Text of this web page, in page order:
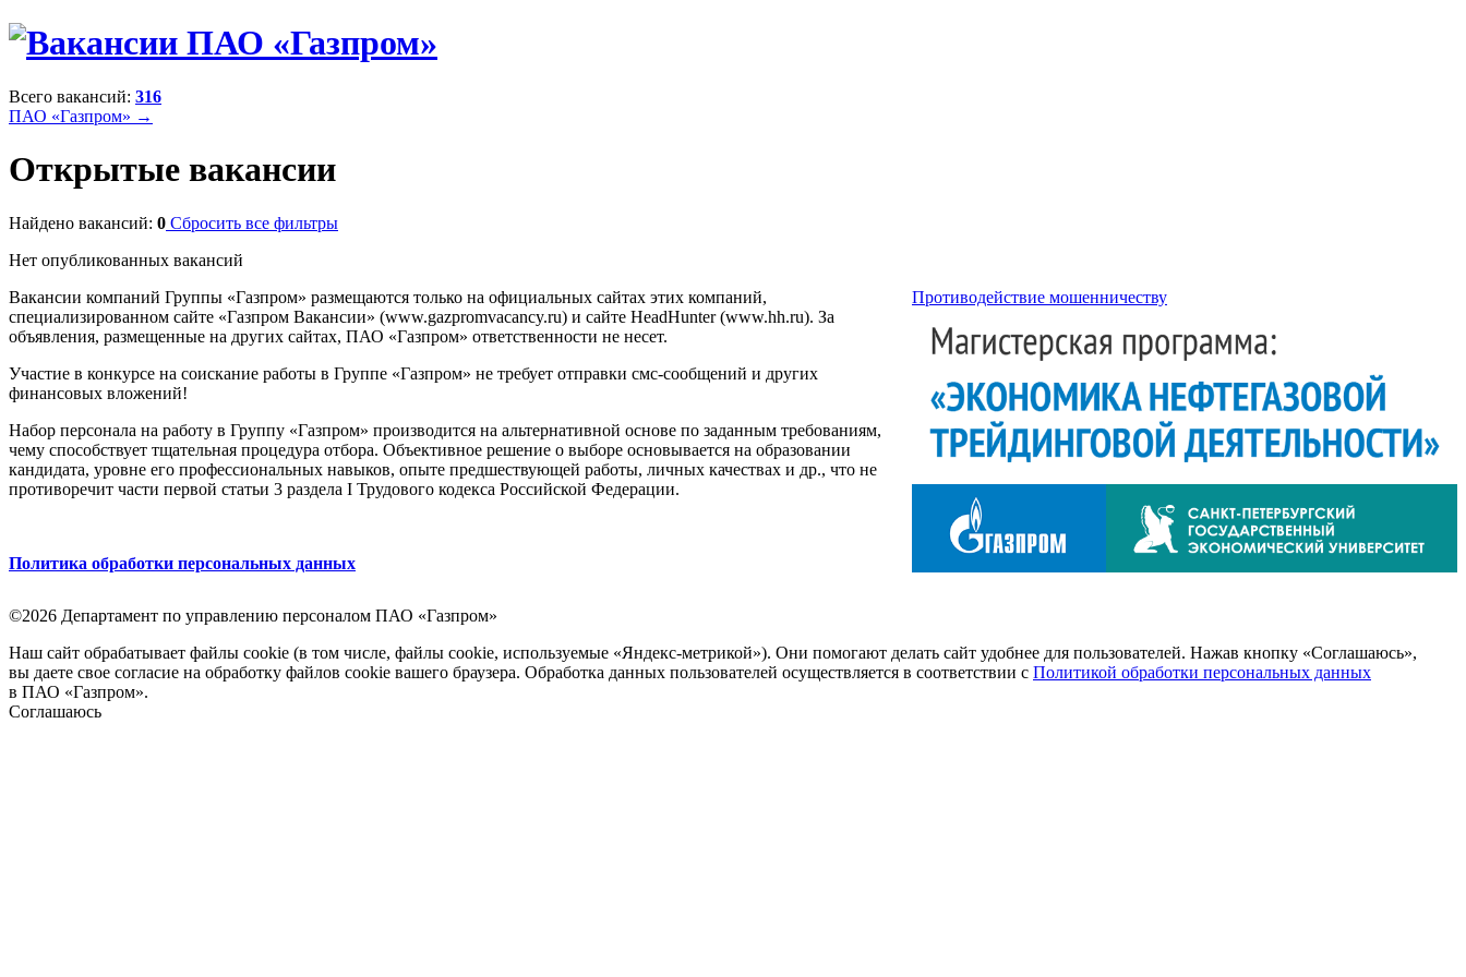
Всего вакансий: 316
ПАО «Газпром» →
Открытые вакансии
Найдено вакансий: 0 Сбросить все фильтры
Нет опубликованных вакансий
Противодействие мошенничеству
Вакансии компаний Группы «Газпром» размещаются только на официальных сайтах этих компаний,
специализированном сайте «Газпром Вакансии» (www.gazpromvacancy.ru) и сайте HeadHunter (www.hh.ru). За
объявления, размещенные на других сайтах, ПАО «Газпром» ответственности не несет.
Участие в конкурсе на соискание работы в Группе «Газпром» не требует отправки смс-сообщений и других
финансовых вложений!
Набор персонала на работу в Группу «Газпром» производится на альтернативной основе по заданным требованиям,
чему способствует тщательная процедура отбора. Объективное решение о выборе основывается на образовании
кандидата, уровне его профессиональных навыков, опыте предшествующей работы, личных качествах и др., что не
противоречит части первой статьи 3 раздела I Трудового кодекса Российской Федерации.
Политика обработки персональных данных
©2026 Департамент по управлению персоналом ПАО «Газпром»
Наш сайт обрабатывает файлы cookie (в том числе, файлы cookie, используемые «Яндекс-метрикой»). Они помогают делать сайт удобнее для пользователей. Нажав кнопку «Соглашаюсь»,
вы даете свое согласие на обработку файлов cookie вашего браузера. Обработка данных пользователей осуществляется в соответствии с Политикой обработки персональных данных
в ПАО «Газпром».
Соглашаюсь